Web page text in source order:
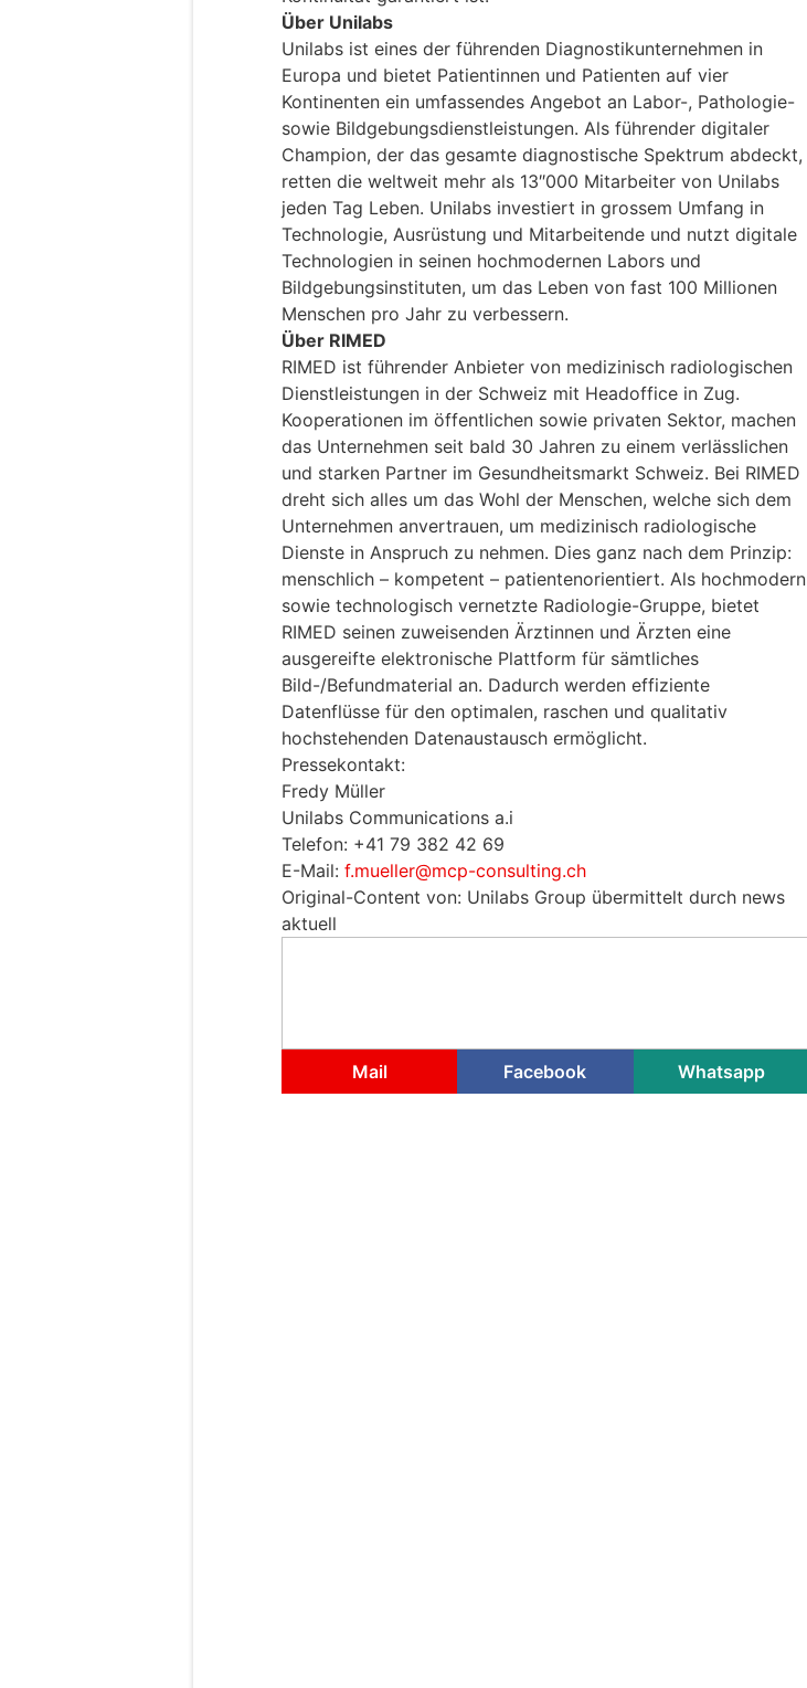
Über Unilabs
Unilabs ist eines der führenden Diagnostikunternehmen in
Europa und bietet Patientinnen und Patienten auf vier
Kontinenten ein umfassendes Angebot an Labor-, Pathologie-
sowie Bildgebungsdienstleistungen. Als führender digitaler
Champion, der das gesamte diagnostische Spektrum abdeckt,
retten die weltweit mehr als 13″000 Mitarbeiter von Unilabs
jeden Tag Leben. Unilabs investiert in grossem Umfang in
Technologie, Ausrüstung und Mitarbeitende und nutzt digitale
Technologien in seinen hochmodernen Labors und
Bildgebungsinstituten, um das Leben von fast 100 Millionen
Menschen pro Jahr zu verbessern.
Über RIMED
RIMED ist führender Anbieter von medizinisch radiologischen
Dienstleistungen in der Schweiz mit Headoffice in Zug.
Kooperationen im öffentlichen sowie privaten Sektor, machen
das Unternehmen seit bald 30 Jahren zu einem verlässlichen
und starken Partner im Gesundheitsmarkt Schweiz. Bei RIMED
dreht sich alles um das Wohl der Menschen, welche sich dem
Unternehmen anvertrauen, um medizinisch radiologische
Dienste in Anspruch zu nehmen. Dies ganz nach dem Prinzip:
menschlich – kompetent – patientenorientiert. Als hochmodern
sowie technologisch vernetzte Radiologie-Gruppe, bietet
RIMED seinen zuweisenden Ärztinnen und Ärzten eine
ausgereifte elektronische Plattform für sämtliches
Bild-/Befundmaterial an. Dadurch werden effiziente
Datenflüsse für den optimalen, raschen und qualitativ
hochstehenden Datenaustausch ermöglicht.
Pressekontakt:
Fredy Müller
Unilabs Communications a.i
Telefon: +41 79 382 42 69
E-Mail: f.mueller@mcp-consulting.ch
Original-Content von: Unilabs Group übermittelt durch news
aktuell
Mail Facebook Whatsapp